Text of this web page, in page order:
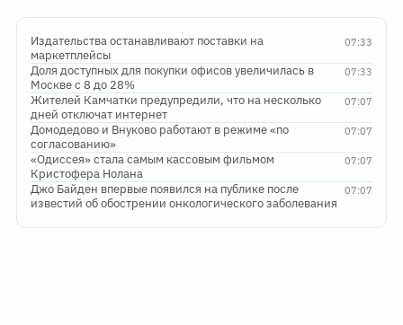
07:33
Издательства останавливают поставки на
маркетплейсы
07:33
Доля доступных для покупки офисов увеличилась в
Москве с 8 до 28%
07:07
Жителей Камчатки предупредили, что на несколько
дней отключат интернет
07:07
Домодедово и Внуково работают в режиме «по
согласованию»
07:07
«Одиссея» стала самым кассовым фильмом
Кристофера Нолана
07:07
Джо Байден впервые появился на публике после
известий об обострении онкологического заболевания